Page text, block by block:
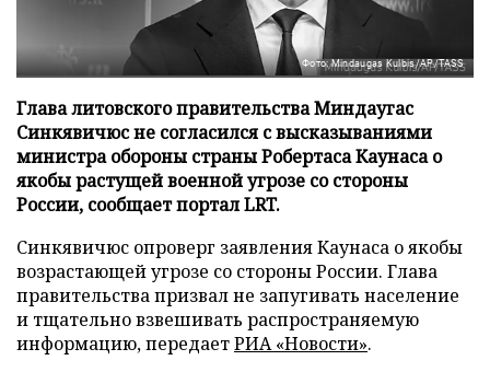
Фото: Mindaugas Kulbis/AP/TASS
Глава литовского правительства Миндаугас
Синкявичюс не согласился с высказываниями
министра обороны страны Робертаса Каунаса о
якобы растущей военной угрозе со стороны
России, сообщает портал LRT.
Синкявичюс опроверг заявления Каунаса о якобы
возрастающей угрозе со стороны России. Глава
правительства призвал не запугивать население
и тщательно взвешивать распространяемую
информацию, передаетРИА «Новости».